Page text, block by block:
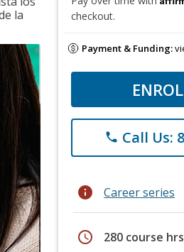
la
checkout.
Payment & Funding:
phone Call Us:
info Career series
schedule 280 course hrs